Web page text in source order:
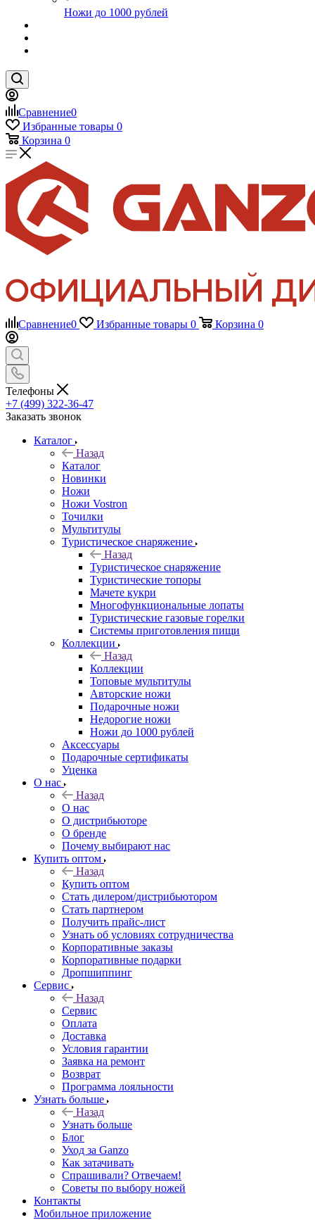
Ножи до 1000 рублей
Сравнение0
Избранные товары 0
Корзина 0
Сравнение0 Избранные товары 0 Корзина 0
Телефоны
+7 (499) 322-36-47
Заказать звонок
Каталог
Назад
Каталог
Новинки
Ножи
Ножи Vostron
Точилки
Мультитулы
Туристическое снаряжение
Назад
Туристическое снаряжение
Туристические топоры
Мачете кукри
Многофункциональные лопаты
Туристические газовые горелки
Системы приготовления пищи
Коллекции
Назад
Коллекции
Топовые мультитулы
Авторские ножи
Подарочные ножи
Недорогие ножи
Ножи до 1000 рублей
Аксессуары
Подарочные сертификаты
Уценка
О нас
Назад
О нас
О дистрибьюторе
О бренде
Почему выбирают нас
Купить оптом
Назад
Купить оптом
Стать дилером/дистрибьютором
Стать партнером
Получить прайс-лист
Узнать об условиях сотрудничества
Корпоративные заказы
Корпоративные подарки
Дропшиппинг
Сервис
Назад
Сервис
Оплата
Доставка
Условия гарантии
Заявка на ремонт
Возврат
Программа лояльности
Узнать больше
Назад
Узнать больше
Блог
Уход за Ganzo
Как затачивать
Спрашивали? Отвечаем!
Советы по выбору ножей
Контакты
Мобильное приложение